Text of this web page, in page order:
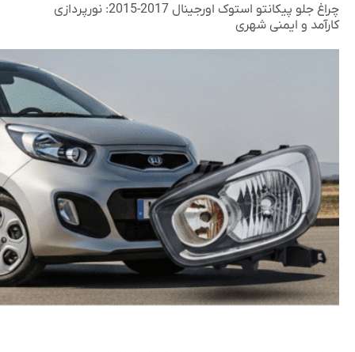
چراغ جلو پیکانتو استوک اورجینال 2017-2015: نورپردازی
کارآمد و ایمنی شهری